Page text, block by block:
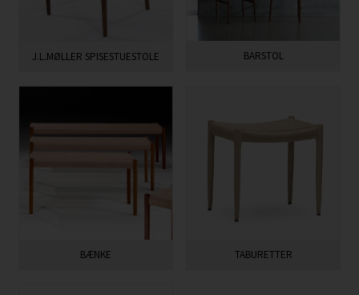
J.L.MØLLER SPISESTUESTOLE BARSTOL
BÆNKE TABURETTER